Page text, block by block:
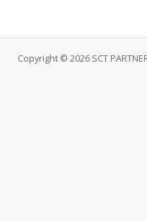
Copyright © 2026 SCT